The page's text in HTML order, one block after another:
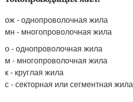
ож - однопроволочная жила
мн - многопроволочная жила
о - однопроволочная жила
м - многопроволочная жила
к - круглая жила
с - секторная или сегментная жила